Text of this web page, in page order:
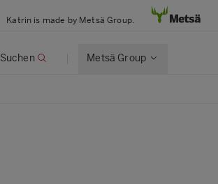
Katrin is made by Metsä Group.
Suchen Metsä Group